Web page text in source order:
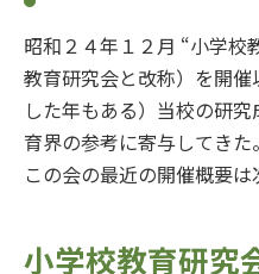
昭和２４年１２月 “小学校
教育研究会と改称）を開
した年もある）当校の研
育界の参考に寄与してきた。
この会の最近の開催概要は
小学校教育研究